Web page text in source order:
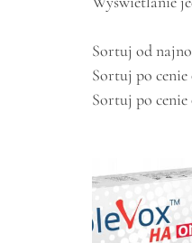
Sortuj od
Sortuj po cenie
Sortuj po cenie